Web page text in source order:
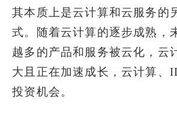
其本质上是云计算和云服务的
式。随着云计算的逐步成熟，
越多的产品和服务被云化，云
大且正在加速成长，云计算、
投资机会。